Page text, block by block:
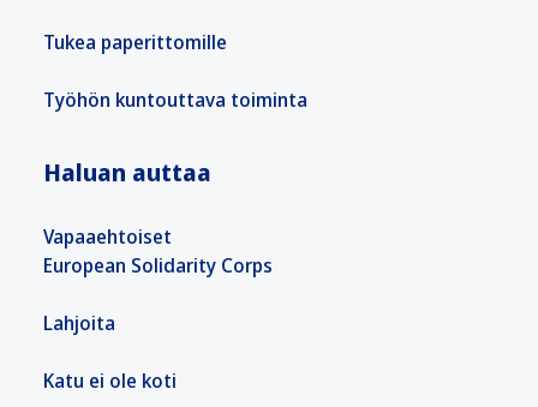
Tukea paperittomille
Työhön kuntouttava toiminta
Haluan auttaa
Vapaaehtoiset
European Solidarity Corps
Lahjoita
Katu ei ole koti